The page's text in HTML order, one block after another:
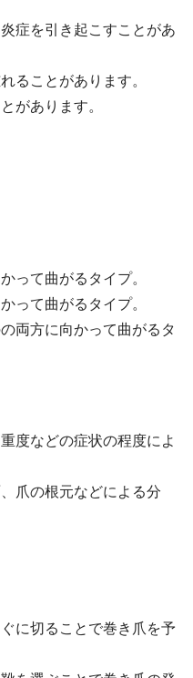
症を引き起こすことがあ
ることがあります。
があります。
って曲がるタイプ。
って曲がるタイプ。
両方に向かって曲がるタ
度などの症状の程度によ
爪の根元などによる分
に切ることで巻き爪を予